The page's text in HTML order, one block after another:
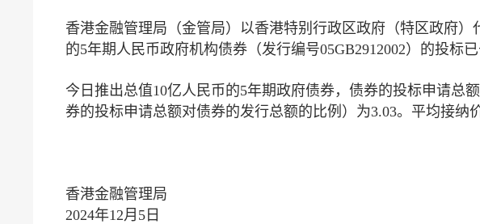
香港金融管理局（金管局）以香港特别行政区政府（特区政府
的5年期人民币政府机构债券（发行编号05GB2912002）的投标
今日推出总值10亿人民币的5年期政府债券，债券的投标申请总
券的投标申请总额对债券的发行总额的比例）为3.03。平均接纳
香港金融管理局
2024年12月5日